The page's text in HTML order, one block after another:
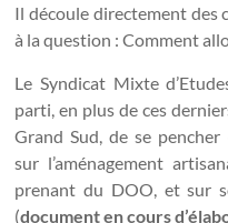
Il découle directement des
à la question : Comment
Le Syndicat Mixte
parti, en plus de ces
Grand Sud, de se
sur l’aménagement
prenant du DOO, et sur
(document en cours